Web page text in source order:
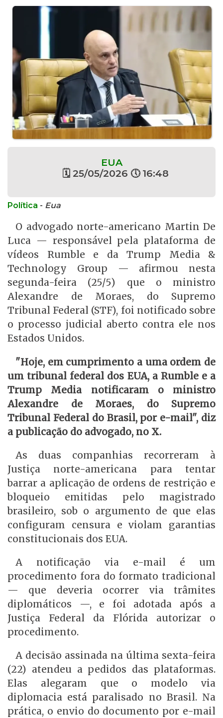
EUA
🗓 25/05/2026 🕔 16:48
Política - Eua
O advogado norte-americano Martin De
Luca — responsável pela plataforma de
vídeos Rumble e da Trump Media &
Technology Group — afirmou nesta
segunda-feira (25/5) que o ministro
Alexandre de Moraes, do Supremo
Tribunal Federal (STF), foi notificado sobre
o processo judicial aberto contra ele nos
Estados Unidos.
"Hoje, em cumprimento a uma ordem de
um tribunal federal dos EUA, a Rumble e a
Trump Media notificaram o ministro
Alexandre de Moraes, do Supremo
Tribunal Federal do Brasil, por e-mail", diz
a publicação do advogado, no X.
As duas companhias recorreram à
Justiça norte-americana para tentar
barrar a aplicação de ordens de restrição e
bloqueio emitidas pelo magistrado
brasileiro, sob o argumento de que elas
configuram censura e violam garantias
constitucionais dos EUA.
A notificação via e-mail é um
procedimento fora do formato tradicional
— que deveria ocorrer via trâmites
diplomáticos —, e foi adotada após a
Justiça Federal da Flórida autorizar o
procedimento.
A decisão assinada na última sexta-feira
(22) atendeu a pedidos das plataformas.
Elas alegaram que o modelo via
diplomacia está paralisado no Brasil. Na
prática, o envio do documento por e-mail